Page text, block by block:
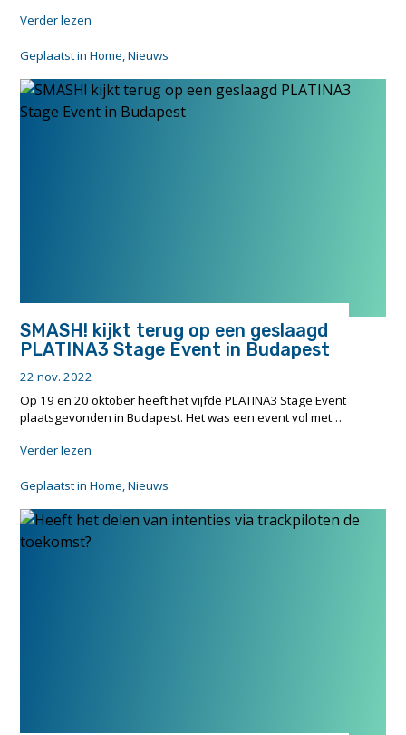
Verder lezen
sprekers
Autonomous
Ship
Expo
2023
Geplaatst inHome,Nieuws
SMASH! kijkt terug op een geslaagd
PLATINA3 Stage Event in Budapest
22 nov. 2022
Op 19 en 20 oktober heeft het vijfde PLATINA3 Stage Event
plaatsgevonden in Budapest. Het was een event vol met…
Verder lezen
terug
een
Geplaatst inHome,Nieuws